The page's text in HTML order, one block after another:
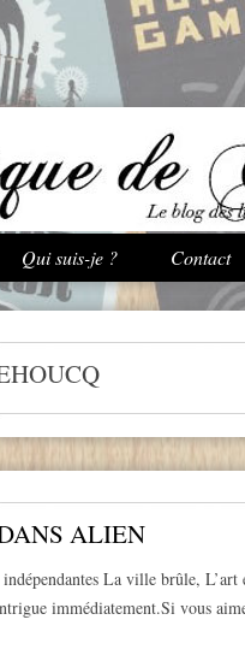
au contenu principal
Qui suis-je ? Contact
ALIEN
La ville brûle, L’art
immédiatement.Si vous